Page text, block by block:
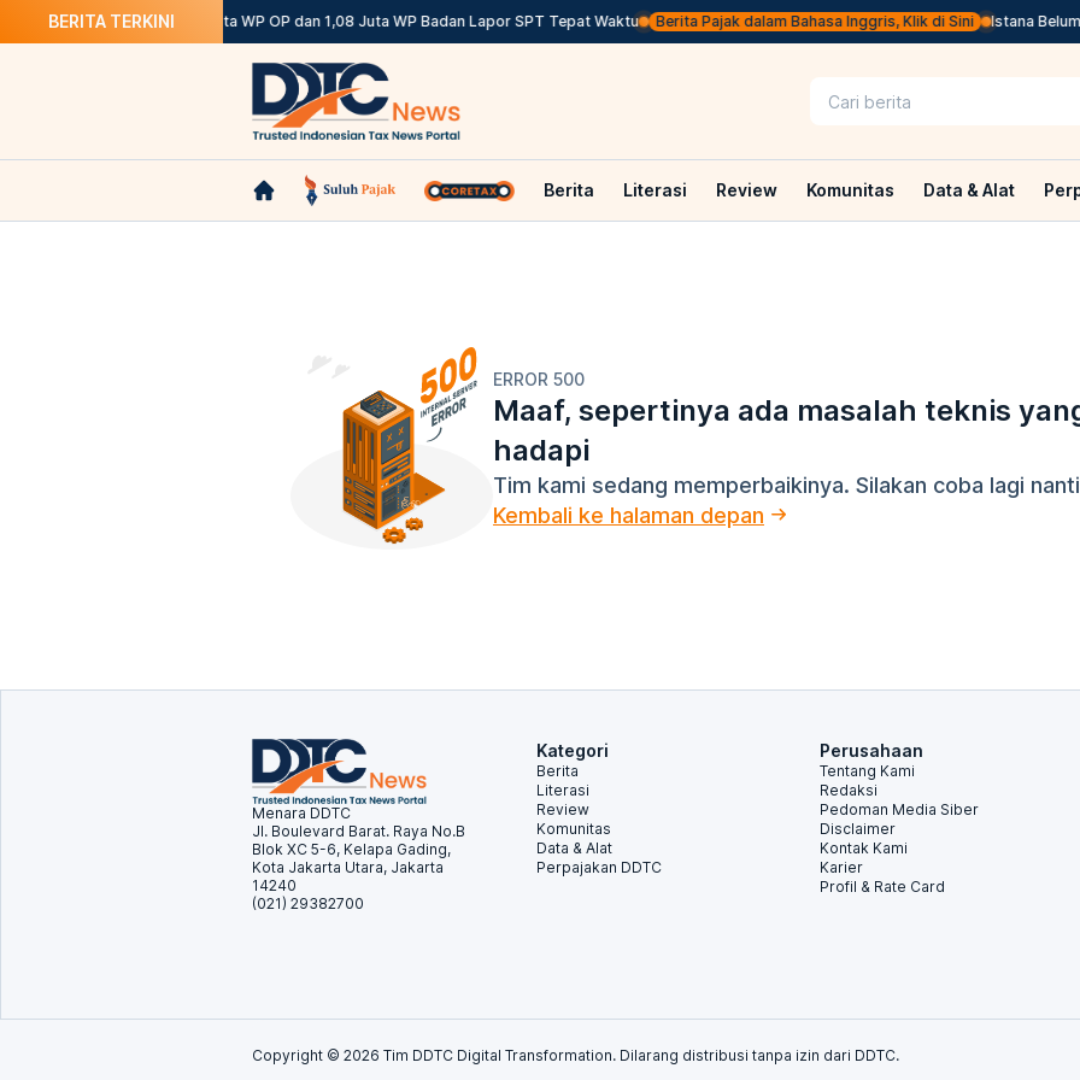
BERITA TERKINI
Ketentuannya DJP: 12,12 Juta WP OP dan 1,08 Juta WP Badan Lapor SPT Tepat Waktu Berita Pajak dalam Bahasa Inggris, Klik di Sini Istana Belum
Berita Literasi Review Komunitas Data & Alat
ERROR 500
Maaf, sepertinya ada masalah teknis
hadapi
Tim kami sedang memperbaikinya. Silakan coba lagi
Kembali ke halaman depan
Menara DDTC
Jl. Boulevard Barat. Raya No.B
Blok XC 5-6, Kelapa Gading,
Kota Jakarta Utara, Jakarta
14240
(021) 29382700
Kategori
Berita
Literasi
Review
Komunitas
Data & Alat
Perpajakan DDTC
Perusahaan
Tentang Kami
Redaksi
Pedoman Media Siber
Disclaimer
Kontak Kami
Karier
Profil & Rate Card
Copyright © 2026 Tim DDTC Digital Transformation. Dilarang distribusi tanpa izin dari DDTC.